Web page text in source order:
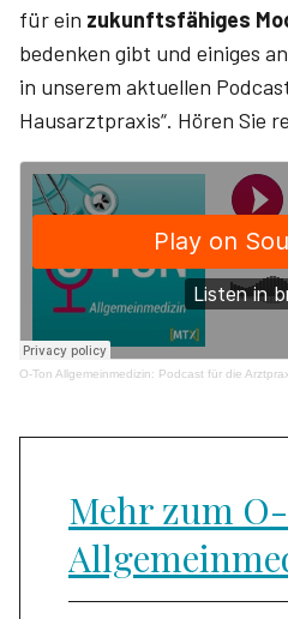
für ein zukunftsfähiges
bedenken gibt und einiges
in unserem aktuellen
Hausarztpraxis“. Hören Sie
O-Ton Allgemeinmedizin: Podcast für die
Mehr zum